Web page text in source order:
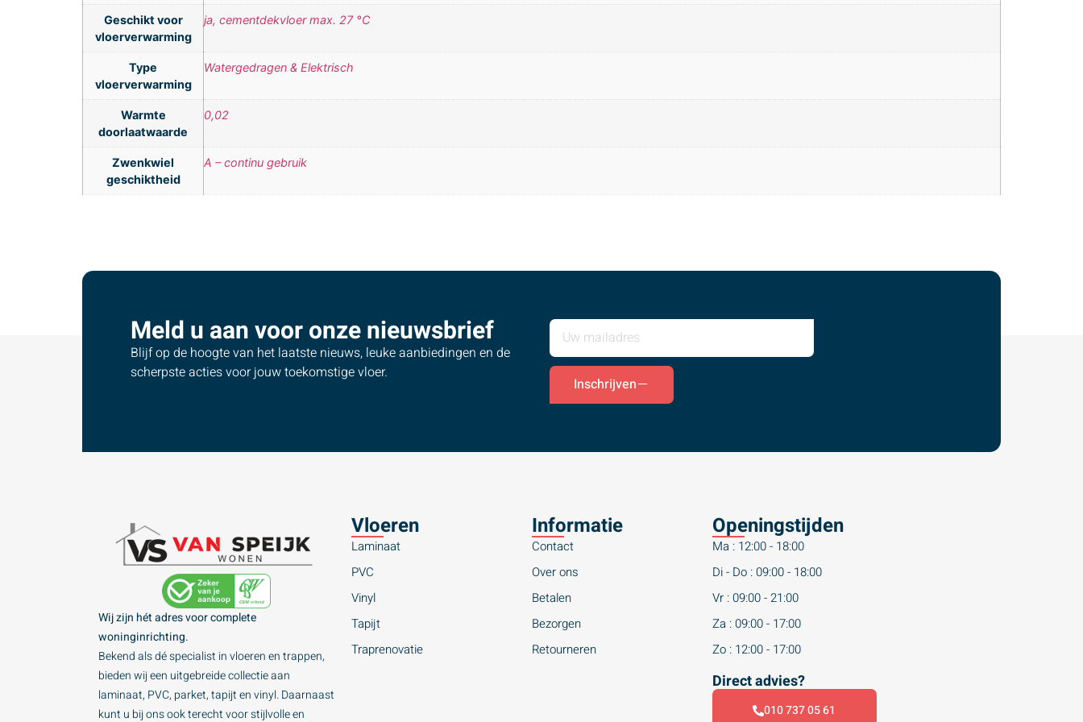
Geschikt voor
vloerverwarming
ja, cementdekvloer max. 27 °C
Type
vloerverwarming
Watergedragen & Elektrisch
Warmte
doorlaatwaarde
0,02
Zwenkwiel
geschiktheid
A – continu gebruik
Meld u aan voor onze nieuwsbrief
Blijf op de hoogte van het laatste nieuws, leuke aanbiedingen en de
scherpste acties voor jouw toekomstige vloer.
Inschrijven
Wij zijn hét adres voor complete
woninginrichting.
Bekend als dé specialist in vloeren en trappen,
bieden wij een uitgebreide collectie aan
laminaat, PVC, parket, tapijt en vinyl. Daarnaast
kunt u bij ons ook terecht voor stijlvolle en
Vloeren
Laminaat
PVC
Vinyl
Tapijt
Traprenovatie
Informatie
Contact
Over ons
Betalen
Bezorgen
Retourneren
Openingstijden
Ma : 12:00 - 18:00
Di - Do : 09:00 - 18:00
Vr : 09:00 - 21:00
Za : 09:00 - 17:00
Zo : 12:00 - 17:00
Direct advies?
010 737 05 61